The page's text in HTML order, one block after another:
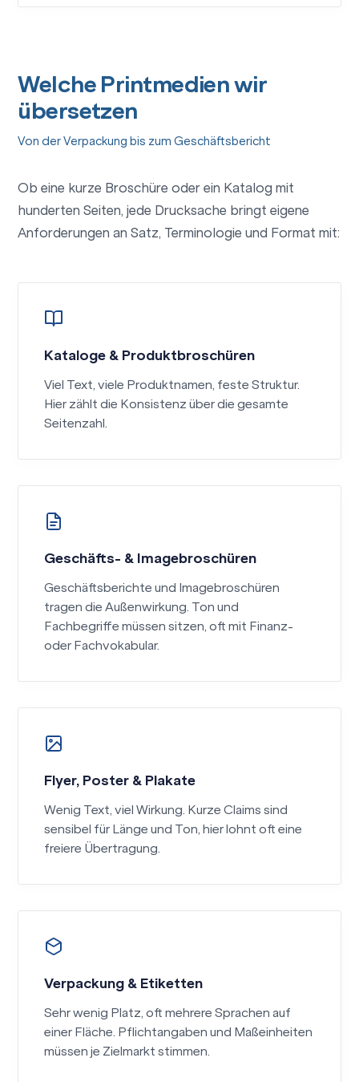
Welche Printmedien wir
übersetzen
Von der Verpackung bis zum Geschäftsbericht
Ob eine kurze Broschüre oder ein Katalog mit
hunderten Seiten, jede Drucksache bringt eigene
Anforderungen an Satz, Terminologie und Format mit:
Kataloge & Produktbroschüren
Viel Text, viele Produktnamen, feste Struktur.
Hier zählt die Konsistenz über die gesamte
Seitenzahl.
Geschäfts- & Imagebroschüren
Geschäftsberichte und Imagebroschüren
tragen die Außenwirkung. Ton und
Fachbegriffe müssen sitzen, oft mit Finanz-
oder Fachvokabular.
Flyer, Poster & Plakate
Wenig Text, viel Wirkung. Kurze Claims sind
sensibel für Länge und Ton, hier lohnt oft eine
freiere Übertragung.
Verpackung & Etiketten
Sehr wenig Platz, oft mehrere Sprachen auf
einer Fläche. Pflichtangaben und Maßeinheiten
müssen je Zielmarkt stimmen.